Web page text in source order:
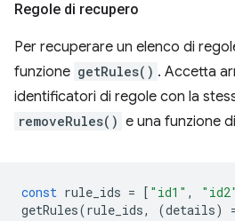
Regole di recupero
Per recuperare un elenco di
funzione getRules() . Accetta
identificatori di regole con la
removeRules() e una funzione
const rule_ids = [ "id1" , "id2"
getRules(rule_ids, (details)